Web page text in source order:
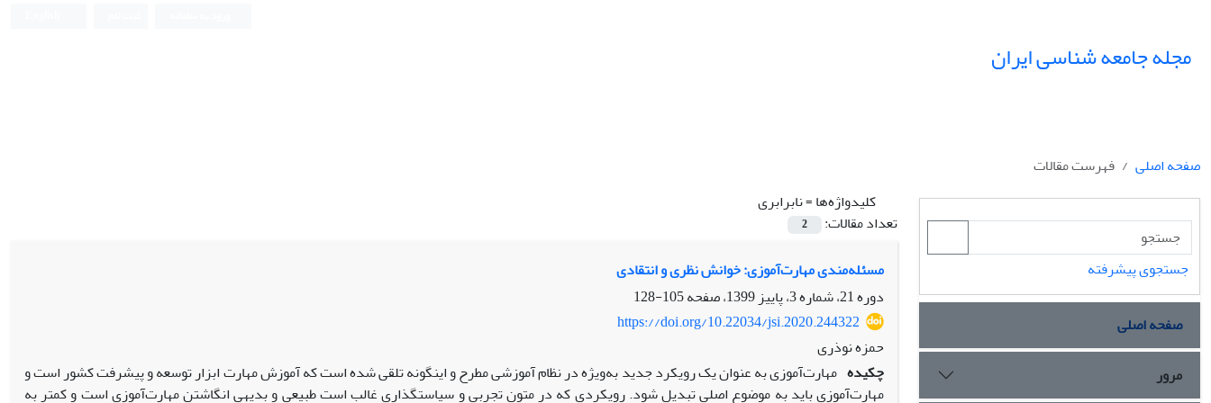
مجله جامعه شناسی ایران
صفحه اصلی
فهرست مقالات
کلیدواژه‌ها =نابرابری
تعداد مقالات:
2
مسئله‌مندی مهارت‌آموزی: خوانش نظری و انتقادی
دوره 21، شماره 3، پاییز 1399، صفحه
105-128
https://doi.org/10.22034/jsi.2020.244322
حمزه نوذری
چکیده مهارت‌آموزی به عنوان یک رویکرد جدید به‌ویژه در نظام آموزشی مطرح و این­گونه تلقی شده است که آموزش مهارت ابزار توسعه و پیشرفت کشور است و
مهارت‌آموزی باید به موضوع اصلی تبدیل شود. رویکردی که در متون تجربی و سیاست­گذاری غالب است طبیعی و بدیهی انگاشتن مهارت‌آموزی است و کمتر به
جستجوی پیشرفته
صفحه اصلی
مرور